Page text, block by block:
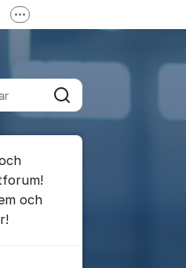
Sök
Fler supportlänkar
och